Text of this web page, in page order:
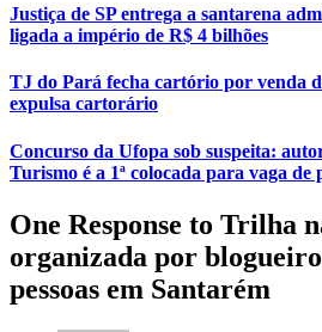
Justiça de SP entrega a santarena
ligada a império de R$ 4 bilhões
TJ do Pará fecha cartório por venda
expulsa cartorário
Concurso da Ufopa sob suspeita:
Turismo é a 1ª colocada para vaga de
One Response to Trilha
organizada por
pessoas em Santarém